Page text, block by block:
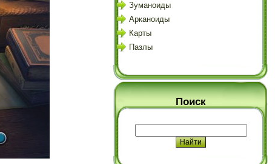
Зуманоиды
Арканоиды
Карты
Пазлы
Поиск